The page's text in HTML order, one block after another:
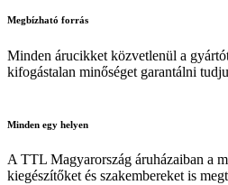
Megbízható forrás
Minden árucikket közvetlenül a
kifogástalan minőséget garantálni
Minden egy helyen
A TTL Magyarország áruházaiban a
kiegészítőket és szakembereket is